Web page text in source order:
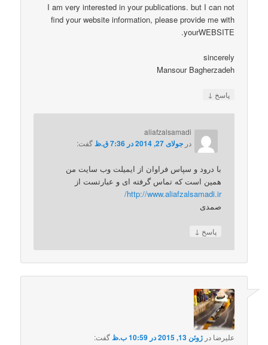
I am very interested in your publications. but I can not
find your website information, please provide me with
yourWEBSITE.
sincerely
Mansour Bagherzadeh
پاسخ ↓
aliafzalsamadi
درجولای 27, 2014 در 7:36 ق.ظ گفت:
با درود و سپاس فراوان از ایمیلت وب سایت من
همین است که تماس گرفته ای و عبارتست از
http://www.aliafzalsamadi.ir/
صمدی
پاسخ ↓
علیرضا درژوئن 13, 2015 در 10:59 ب.ظ گفت: